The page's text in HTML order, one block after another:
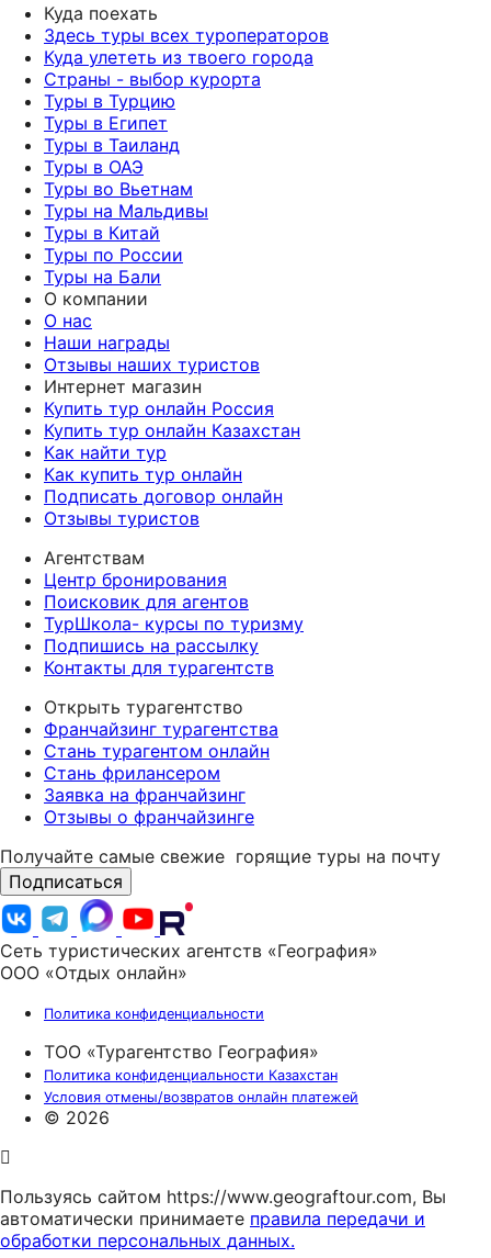
Куда поехать
Здесь туры всех туроператоров
Куда улететь из твоего города
Страны - выбор курорта
Туры в Турцию
Туры в Египет
Туры в Таиланд
Туры в ОАЭ
Туры во Вьетнам
Туры на Мальдивы
Туры в Китай
Туры по России
Туры на Бали
О компании
О нас
Наши награды
Отзывы наших туристов
Интернет магазин
Купить тур онлайн Россия
Купить тур онлайн Казахстан
Как найти тур
Как купить тур онлайн
Подписать договор онлайн
Отзывы туристов
Агентствам
Центр бронирования
Поисковик для агентов
ТурШкола- курсы по туризму
Подпишись на рассылку
Контакты для турагентств
Открыть турагентство
Франчайзинг турагентства
Стань турагентом онлайн
Стань фрилансером
Заявка на франчайзинг
Отзывы о франчайзинге
Получайте самые свежие горящие туры на почту
Подписаться
Сеть туристических агентств «География»
ООО «Отдых онлайн»
Политика конфиденциальности
ТОО «Турагентство География»
Политика конфиденциальности Казахстан
Условия отмены/возвратов онлайн платежей
© 2026
Пользуясь сайтом https://www.geograftour.com, Вы
автоматически принимаете правила передачи и
обработки персональных данных.